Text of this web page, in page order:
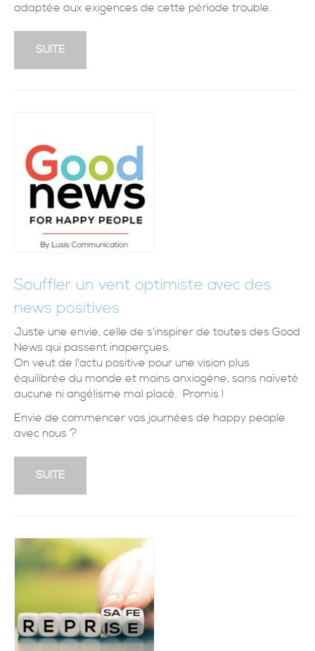
adaptée aux exigences de cette période trouble.
SUITE
Souffler un vent optimiste avec des
news positives
Juste une envie, celle de s'inspirer de toutes des Good
News qui passent inaperçues.
On veut de l'actu positive pour une vision plus
équilibrée du monde et moins anxiogène, sans naïveté
aucune ni angélisme mal placé. Promis !
Envie de commencer vos journées de happy people
avec nous ?
SUITE